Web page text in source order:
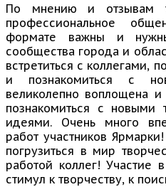
По мнению и отзывам
профессиональное
формате важны и
сообщества города и
встретиться с коллегами,
и познакомиться с
великолепно воплощена и
познакомиться с новыми
идеями. Очень много
работ участников
погрузиться в мир
работой коллег! Участие
стимул к творчеству, к